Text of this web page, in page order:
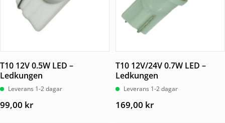
T10 12V 0.5W LED –
Ledkungen
Leverans 1-2 dagar
99,00 kr
T10 12V/24V 0.7W LED –
Ledkungen
Leverans 1-2 dagar
169,00 kr